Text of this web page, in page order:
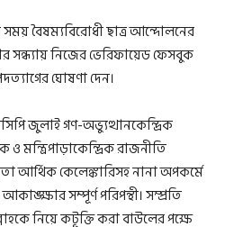
বৈষম্যবিরোধী ছাত্র আন্দোলনের
নিজের ভেরিফায়েড ফেসবুক
ঘোষণা দেন।
জুলাই গণ-অভ্যুত্থানকেন্দ্রিক
ও মন্ত্রিপাড়াকেন্দ্রিক রাজনীতি
আর্থিক কেলেঙ্কারিসহ নানা অপকর্মে
সম্পূর্ণ পরিপন্থী। সম্প্রতি
নিয়ে কটূক্তি করা বাউলের পক্ষে